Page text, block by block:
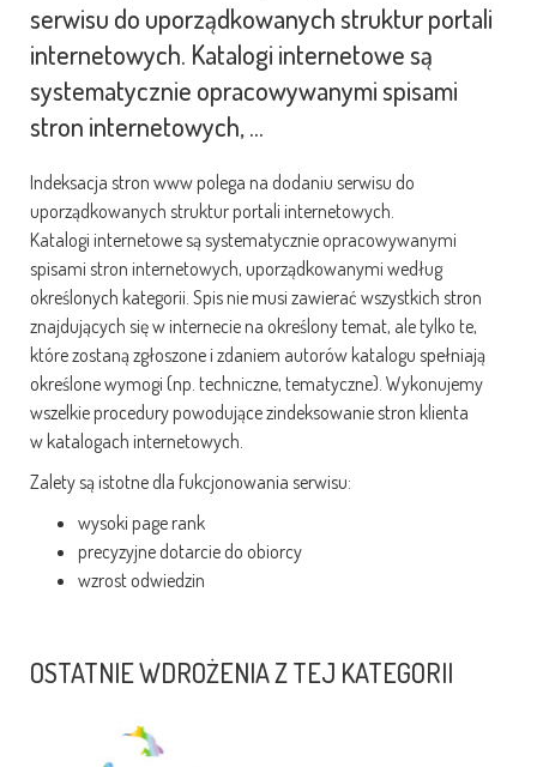
serwisu do uporządkowanych struktur portali
internetowych. Katalogi internetowe są
systematycznie opracowywanymi spisami
stron internetowych, ...
Indeksacja stron www polega na dodaniu serwisu do
uporządkowanych struktur portali internetowych.
Katalogi internetowe są systematycznie opracowywanymi
spisami stron internetowych, uporządkowanymi według
określonych kategorii. Spis nie musi zawierać wszystkich stron
znajdujących się w internecie na określony temat, ale tylko te,
które zostaną zgłoszone i zdaniem autorów katalogu spełniają
określone wymogi (np. techniczne, tematyczne). Wykonujemy
wszelkie procedury powodujące zindeksowanie stron klienta
w katalogach internetowych.
Zalety są istotne dla fukcjonowania serwisu:
wysoki page rank
precyzyjne dotarcie do obiorcy
wzrost odwiedzin
OSTATNIE WDROŻENIA Z TEJ KATEGORII